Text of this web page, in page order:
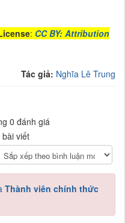
: CC BY: Attribution
Tác giả: Nghĩa Lê Trung
0 đánh giá
viết
Thành viên chính thức